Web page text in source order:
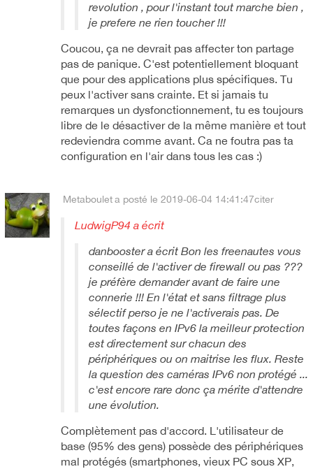
revolution , pour l'instant tout marche bien ,
je prefere ne rien toucher !!!
Coucou, ça ne devrait pas affecter ton partage
pas de panique. C'est potentiellement bloquant
que pour des applications plus spécifiques. Tu
peux l'activer sans crainte. Et si jamais tu
remarques un dysfonctionnement, tu es toujours
libre de le désactiver de la même manière et tout
redeviendra comme avant. Ca ne foutra pas ta
configuration en l'air dans tous les cas :)
Metaboulet a posté le 2019-06-04 14:41:47citer
LudwigP94 a écrit
danbooster a écrit Bon les freenautes vous
conseillé de l'activer de firewall ou pas ???
je préfère demander avant de faire une
connerie !!! En l'état et sans filtrage plus
sélectif perso je ne l'activerais pas. De
toutes façons en IPv6 la meilleur protection
est directement sur chacun des
périphériques ou on maitrise les flux. Reste
la question des caméras IPv6 non protégé ...
c'est encore rare donc ça mérite d'attendre
une évolution.
Complètement pas d'accord. L'utilisateur de
base (95% des gens) possède des périphériques
mal protégés (smartphones, vieux PC sous XP,